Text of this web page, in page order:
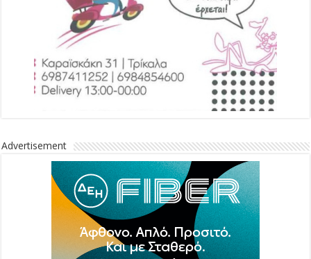
Advertisement